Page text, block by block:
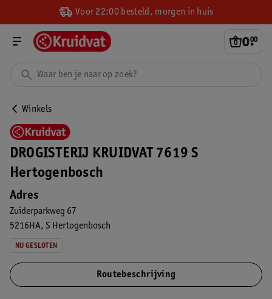
Voor 22:00 besteld, morgen in huis
0.
00
Winkels
DROGISTERIJ KRUIDVAT 7619 S
Hertogenbosch
Adres
Zuiderparkweg 67
5216HA
S Hertogenbosch
NU GESLOTEN
Routebeschrijving